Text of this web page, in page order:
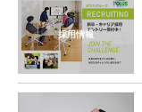
採用情報